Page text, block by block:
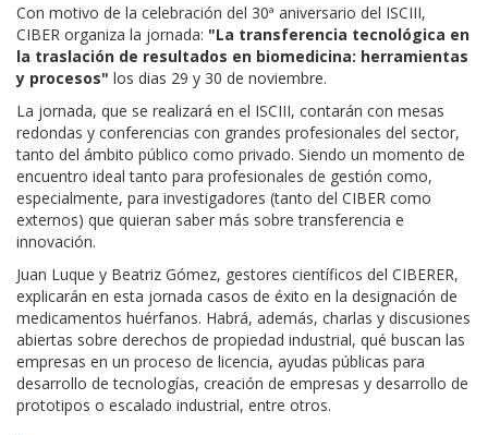
Con motivo de la celebración del 30ª aniversario del ISCIII,
CIBER organiza la jornada: "La transferencia tecnológica en
la traslación de resultados en biomedicina: herramientas
y procesos" los dias 29 y 30 de noviembre.
La jornada, que se realizará en el ISCIII, contarán con mesas
redondas y conferencias con grandes profesionales del sector,
tanto del ámbito público como privado. Siendo un momento de
encuentro ideal tanto para profesionales de gestión como,
especialmente, para investigadores (tanto del CIBER como
externos) que quieran saber más sobre transferencia e
innovación.
Juan Luque y Beatriz Gómez, gestores científicos del CIBERER,
explicarán en esta jornada casos de éxito en la designación de
medicamentos huérfanos. Habrá, además, charlas y discusiones
abiertas sobre derechos de propiedad industrial, qué buscan las
empresas en un proceso de licencia, ayudas públicas para
desarrollo de tecnologías, creación de empresas y desarrollo de
prototipos o escalado industrial, entre otros.